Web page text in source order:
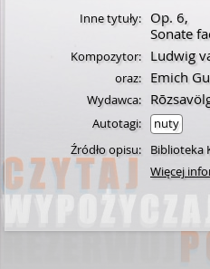
Inne tytuły:
Op. 6,
Sonate
Kompozytor: Ludwig
oraz: Emich
Wydawca:
Autotagi:
nuty
Źródło opisu:
Biblioteka
Więcej